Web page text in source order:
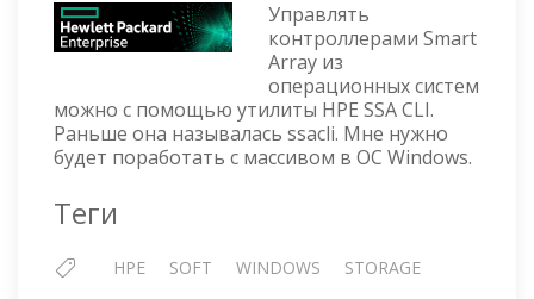
HPE
SSA
CLI
ДЛЯ
РАБОТЫ
С
WINDOWS
Управлять
контроллерами Smart
Array из
операционных систем
можно с помощью утилиты HPE SSA CLI.
Раньше она называлась ssacli. Мне нужно
будет поработать с массивом в ОС Windows.
Теги
HPE SOFT WINDOWS STORAGE